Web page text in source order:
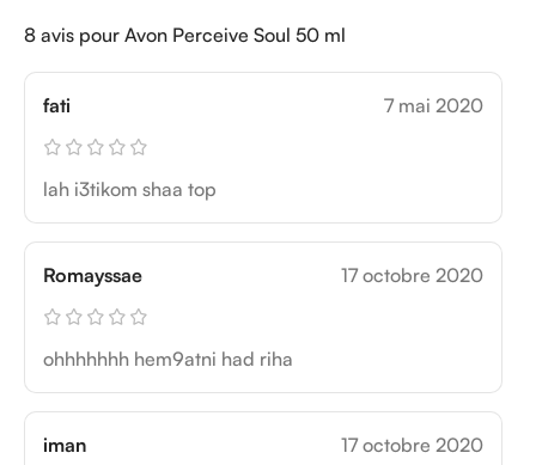
8 avis pour Avon Perceive Soul 50 ml
fati 7 mai 2020
lah i3tikom shaa top
Romayssae 17 octobre 2020
ohhhhhhh hem9atni had riha
iman 17 octobre 2020